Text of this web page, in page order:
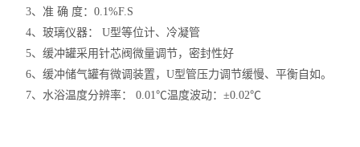
3、准 确 度：0.1%F.S
4、玻璃仪器： U型等位计、冷凝管
5、缓冲罐采用针芯阀微量调节，密封性好
6、缓冲储气罐有微调装置，U型管压力调节缓慢、平衡自如。
7、水浴温度分辨率： 0.01℃温度波动：±0.02℃